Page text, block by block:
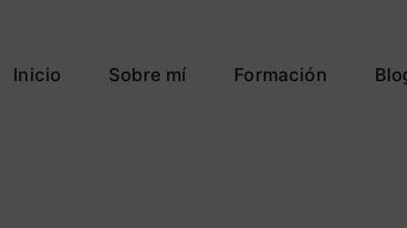
Inicio Sobre mí Formación